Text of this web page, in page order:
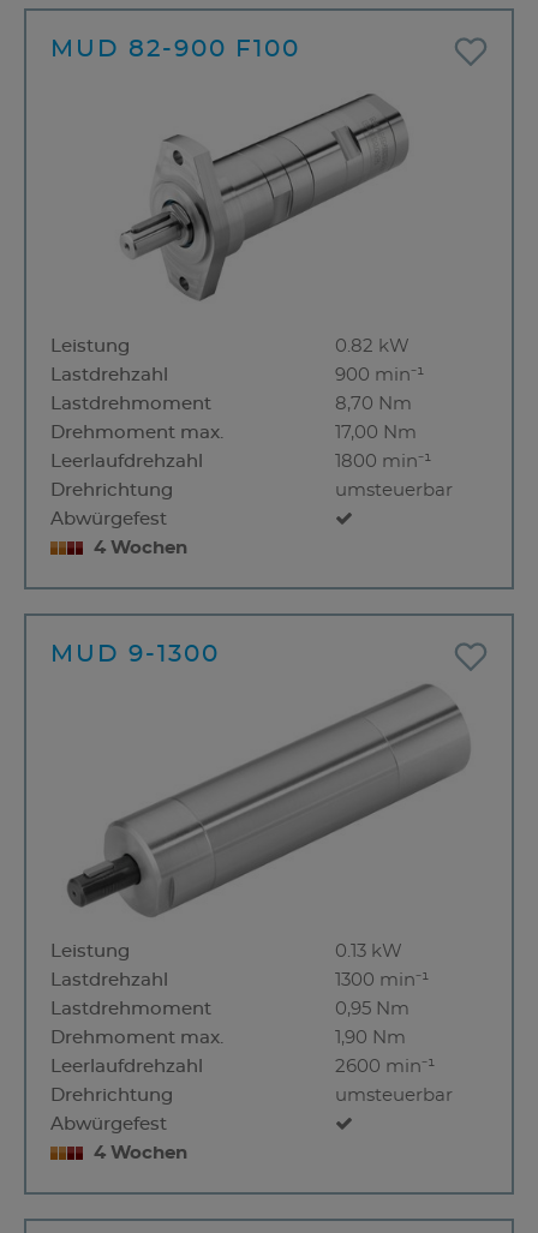
MUD 82-900 F100
Leistung
0.82 kW
Lastdrehzahl
900 min⁻¹
Lastdrehmoment
8,70 Nm
Drehmoment max.
17,00 Nm
Leerlaufdrehzahl
1800 min⁻¹
Drehrichtung
umsteuerbar
Abwürgefest
4 Wochen
MUD 9-1300
Leistung
0.13 kW
Lastdrehzahl
1300 min⁻¹
Lastdrehmoment
0,95 Nm
Drehmoment max.
1,90 Nm
Leerlaufdrehzahl
2600 min⁻¹
Drehrichtung
umsteuerbar
Abwürgefest
4 Wochen